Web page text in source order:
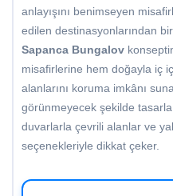
anlayışını benimseyen
edilen destinasyonlarından
Sapanca Bungalov
misafirlerine hem doğayla iç
alanlarını koruma imkânı
görünmeyecek şekilde
duvarlarla çevrili alanlar ve
seçenekleriyle dikkat çeker.